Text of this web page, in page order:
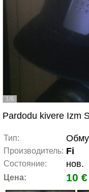
1/6
Pardodu kivere Izm
Тип:
Производитель: Fi
Состояние: нов.
Цена: 10 €